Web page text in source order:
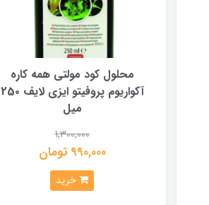
محلول کود مولتی همه کاره
آکواریوم پروفیتو ایزی لایف 25۰
میل
1,300,000
990,000 تومان
خرید